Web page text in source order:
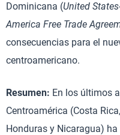
Dominicana (United
America Free Trade
consecuencias para el
centroamericano.
Resumen: En los últimos
Centroamérica (Costa
Honduras y Nicaragua)